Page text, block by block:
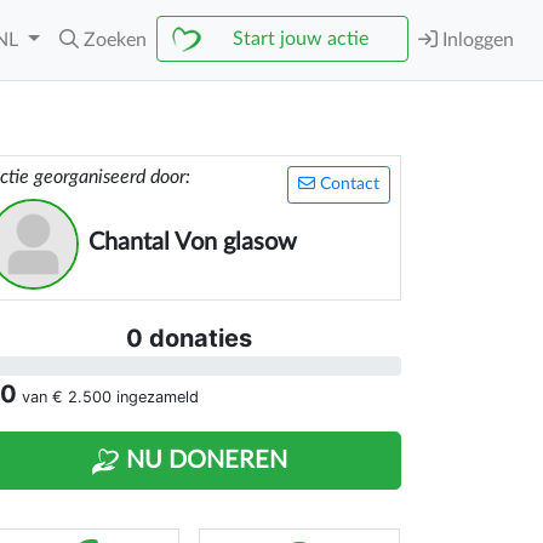
Zoeken Start jouw actie Inloggen
Contact
georganiseerd door:
Chantal Von glasow
0 donaties
van € 2.500 ingezameld
NU DONEREN